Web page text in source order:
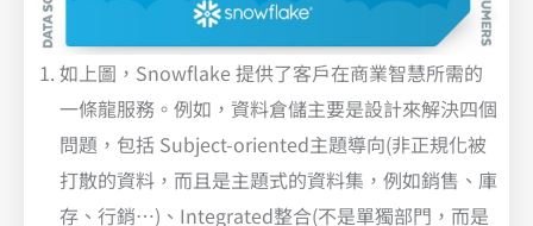
如上圖，Snowflake 提供了客戶在商業智慧所需的
一條龍服務。例如，資料倉儲主要是設計來解決四個
問題，包括 Subject-oriented主題導向(非正規化被
打散的資料，而且是主題式的資料集，例如銷售、庫
存、行銷…)、Integrated整合(不是單獨部門，而是